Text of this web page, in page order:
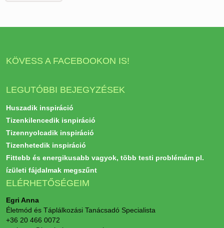
KÖVESS A FACEBOOKON IS!
LEGUTÓBBI BEJEGYZÉSEK
Huszadik inspiráció
Tizenkilencedik isnpiráció
Tizennyolcadik inspiráció
Tizenhetedik inspiráció
Fittebb és energikusabb vagyok, több testi problémám pl.
ízületi fájdalmak megszűnt
ELÉRHETŐSÉGEIM
Egri Anna
Életmód és Táplálkozási Tanácsadó Specialista
+36 20 466 0072